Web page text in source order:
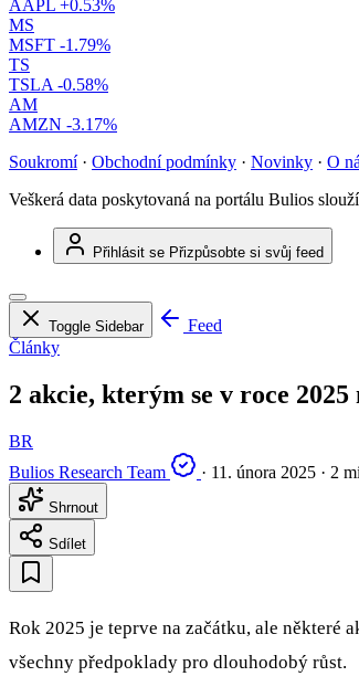
AAPL +0.53%
MS
MSFT -1.79%
TS
TSLA -0.58%
AM
AMZN -3.17%
Soukromí · Obchodní podmínky · Novinky · O
Veškerá data poskytovaná na portálu Bulios
Přihlásit se Přizpůsobte si svůj feed
Toggle Sidebar
Feed
Články
2 akcie, kterým se v roce
BR
Bulios Research Team
· 11. února 2025 · 2
Shrnout
Sdílet
Rok 2025 je teprve na začátku, ale některé
všechny předpoklady pro dlouhodobý růst.